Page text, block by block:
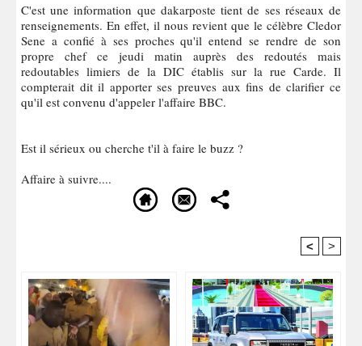
C'est une information que dakarposte tient de ses réseaux de
renseignements. En effet, il nous revient que le célèbre Cledor
Sene a confié à ses proches qu'il entend se rendre de son
propre chef ce jeudi matin auprès des redoutés mais
redoutables limiers de la DIC établis sur la rue Carde. Il
compterait dit il apporter ses preuves aux fins de clarifier ce
qu'il est convenu d'appeler l'affaire BBC.
Est il sérieux ou cherche t'il à faire le buzz ?
Affaire à suivre....
< >